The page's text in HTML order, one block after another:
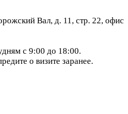
Вал, д. 11, стр. 22, офис
с 9:00 до 18:00.
о визите заранее.